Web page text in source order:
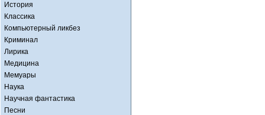
История
Классика
Компьютерный ликбез
Криминал
Лирика
Медицина
Мемуары
Наука
Научная фантастика
Песни